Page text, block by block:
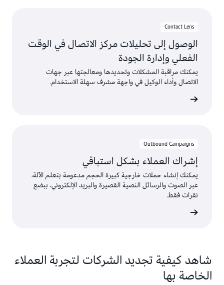
Contact Lens
الوصول إلى تحليلات مركز الاتصال في الوقت
الفعلي وإدارة الجودة
يمكنك مراقبة المشكلات وتحديدها ومعالجتها عبر جهات
الاتصال وأداء الوكيل في واجهة مشرف سهلة الاستخدام.
Outbound Campaigns
إشراك العملاء بشكل استباقي
يمكنك إنشاء حملات خارجية كبيرة الحجم مدعومة بتعلم الآلة،
عبر الصوت والرسائل النصية القصيرة والبريد الإلكتروني، ببضع
نقرات فقط.
شاهد كيفية تجديد الشركات لتجربة العملاء
الخاصة بها